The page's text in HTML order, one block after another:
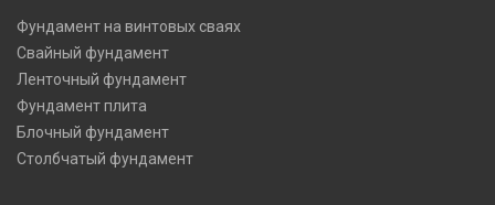
Фундамент на винтовых сваях
Свайный фундамент
Ленточный фундамент
Фундамент плита
Блочный фундамент
Столбчатый фундамент